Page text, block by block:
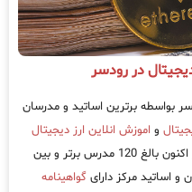
در رودسر
بواسطه برترین اساتید و مدرسان
و اموزش انلاین ارز دیجیتال
برگزار میشود ، مرکز آموزش عالی سهامیر اکنون بالغ 120 مدرس برتر و بین
و اساتید مرکز دارای گواهینامه